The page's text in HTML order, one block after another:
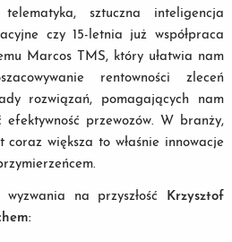
sztuczna inteligencja
czy 15-letnia już współpraca
Marcos TMS, który ułatwia nam
rentowności zleceń
rozwiązań, pomagających nam
efektywność przewozów. W branży,
większa to właśnie innowacje
na przyszłość
Krzysztof